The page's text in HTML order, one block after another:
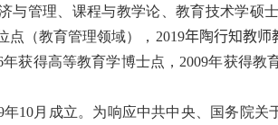
与管理、课程与教学论、教育技术学硕
点（教育管理领域）， 2019年陶行知教师
年获得高等教育学博士点， 2009年获得教
年10月成立。 为响应中共中央、国务院关